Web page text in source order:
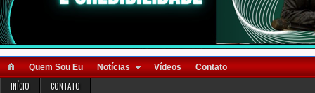
Quem Sou Eu Notícias Vídeos Contato
INÍCIO CONTATO